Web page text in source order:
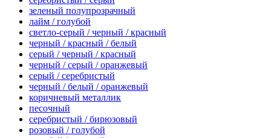
зеленый полупрозрачный
лайм / голубой
светло-серый / черный / красный
черный / красный / белый
серый / черный / красный
черный / серый / оранжевый
серый / серебристый
черный / белый / оранжевый
коричневый металлик
песочный
серебристый / бирюзовый
розовый / голубой